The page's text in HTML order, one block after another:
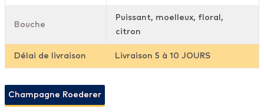
Bouche
Puissant, moelleux, floral,
citron
Délai de livraison Livraison 5 à 10 JOURS
Champagne Roederer